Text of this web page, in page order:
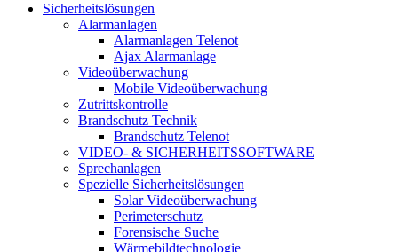
Sicherheitslösungen
Alarmanlagen
Alarmanlagen Telenot
Ajax Alarmanlage
Videoüberwachung
Mobile Videoüberwachung
Zutrittskontrolle
Brandschutz Technik
Brandschutz Telenot
VIDEO- & SICHERHEITSSOFTWARE
Sprechanlagen
Spezielle Sicherheitslösungen
Solar Videoüberwachung
Perimeterschutz
Forensische Suche
Wärmebildtechnologie